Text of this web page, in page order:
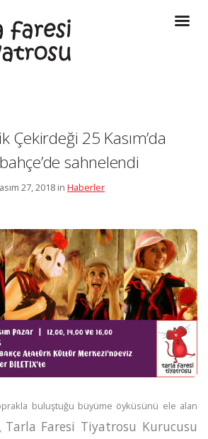
Çekirdeği 25 Kasım’da
sahnelendi
27, 2018 in Haberler
buluştuğu büyüme öyküsünü ele alan
Tarla Faresi Tiyatrosu Kurucusu